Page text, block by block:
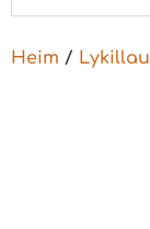
Heim /